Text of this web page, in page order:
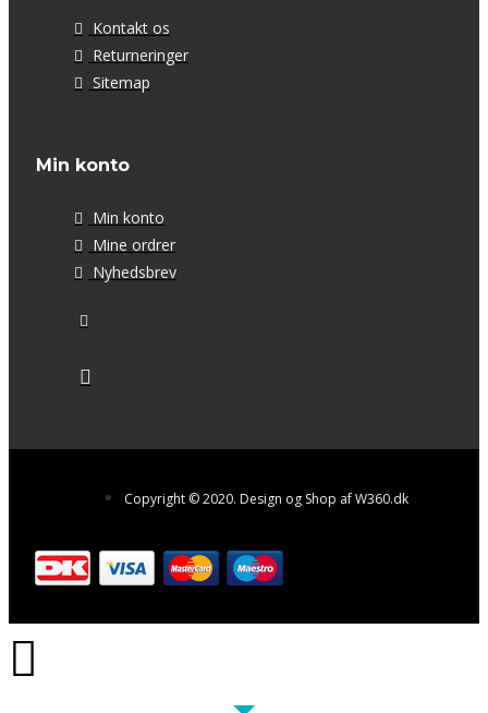
Kontakt os
Returneringer
Sitemap
Min konto
Min konto
Mine ordrer
Nyhedsbrev
Copyright © 2020. Design og Shop af W360.dk